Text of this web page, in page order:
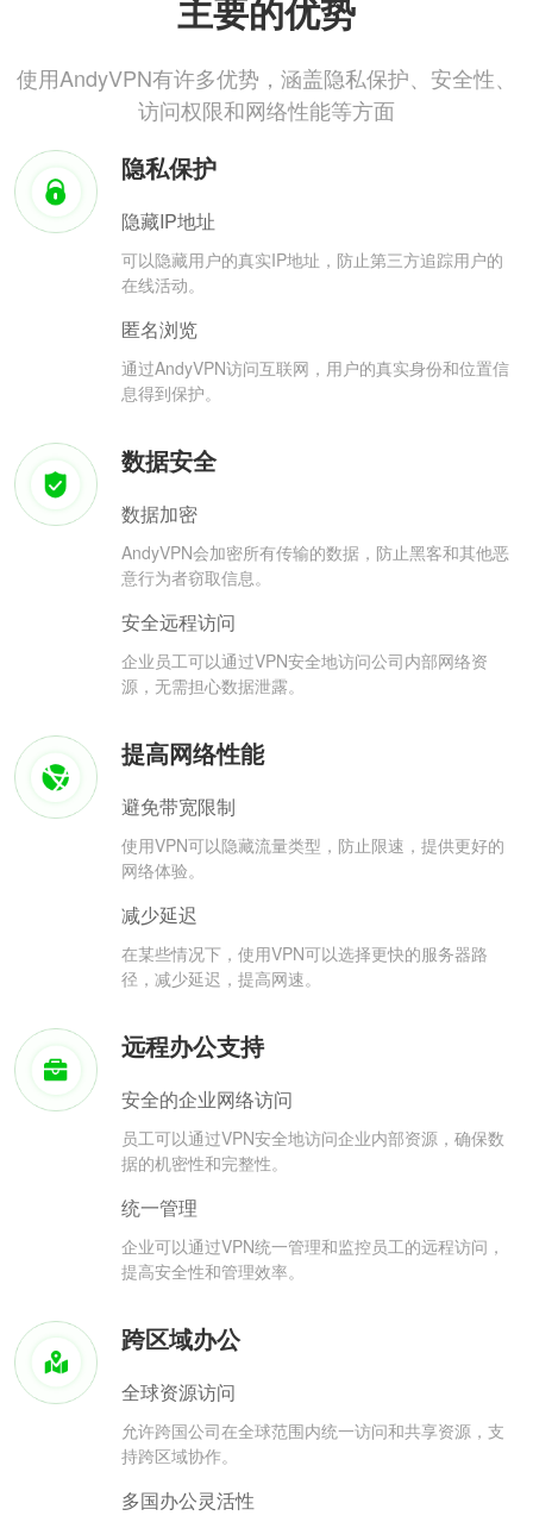
主要的优势
使用AndyVPN有许多优势，涵盖隐私保护、安全性、
访问权限和网络性能等方面
隐私保护
隐藏IP地址
可以隐藏用户的真实IP地址，防止第三方追踪用户的
在线活动。
匿名浏览
通过AndyVPN访问互联网，用户的真实身份和位置信
息得到保护。
数据安全
数据加密
AndyVPN会加密所有传输的数据，防止黑客和其他恶
意行为者窃取信息。
安全远程访问
企业员工可以通过VPN安全地访问公司内部网络资
源，无需担心数据泄露。
提高网络性能
避免带宽限制
使用VPN可以隐藏流量类型，防止限速，提供更好的
网络体验。
减少延迟
在某些情况下，使用VPN可以选择更快的服务器路
径，减少延迟，提高网速。
远程办公支持
安全的企业网络访问
员工可以通过VPN安全地访问企业内部资源，确保数
据的机密性和完整性。
统一管理
企业可以通过VPN统一管理和监控员工的远程访问，
提高安全性和管理效率。
跨区域办公
全球资源访问
允许跨国公司在全球范围内统一访问和共享资源，支
持跨区域协作。
多国办公灵活性